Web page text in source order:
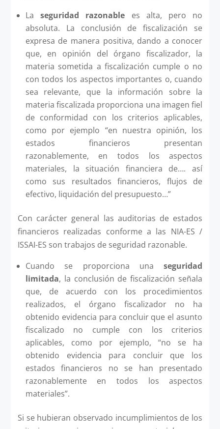
Laseguridad razonable es alta, pero no
absoluta. La conclusión de fiscalización se
expresa de manera positiva, dando a conocer
que, en opinión del órgano fiscalizador, la
materia sometida a fiscalización cumple o no
con todos los aspectos importantes o, cuando
sea relevante, que la información sobre la
materia fiscalizada proporciona una imagen fiel
de conformidad con los criterios aplicables,
como por ejemplo “en nuestra opinión, los
estados financieros presentan
razonablemente, en todos los aspectos
materiales, la situación financiera de…. así
como sus resultados financieros, flujos de
efectivo, liquidación del presupuesto…”
Con carácter general las auditorias de estados
financieros realizadas conforme a las NIA-ES /
ISSAI-ES son trabajos de seguridad razonable.
Cuando se proporciona unaseguridad
limitada, la conclusión de fiscalización señala
que, de acuerdo con los procedimientos
realizados, el órgano fiscalizador no ha
obtenido evidencia para concluir que el asunto
fiscalizado no cumple con los criterios
aplicables, como por ejemplo, “no se ha
obtenido evidencia para concluir que los
estados financieros no se han presentado
razonablemente en todos los aspectos
materiales”.
Si se hubieran observado incumplimientos de los